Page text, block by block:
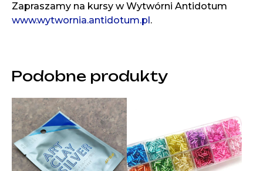
Zapraszamy na kursy w Wytwórni Antidotum
www.wytwornia.antidotum.pl .
Podobne produkty